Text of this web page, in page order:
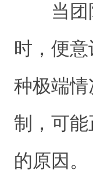
当
时，便
种极端
制，可
的原因。